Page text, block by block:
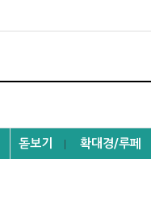
돋보기 확대경/루페